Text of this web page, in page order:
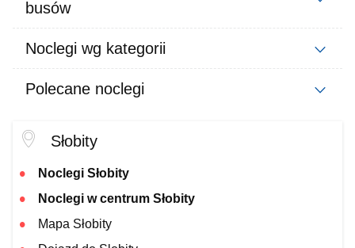
busów
Noclegi wg kategorii
Polecane noclegi
Słobity
Noclegi Słobity
Noclegi w centrum Słobity
Mapa Słobity